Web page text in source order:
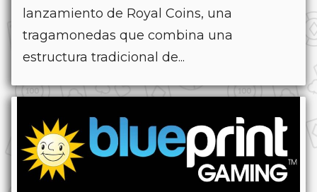
lanzamiento de Royal Coins, una
tragamonedas que combina una
estructura tradicional de...